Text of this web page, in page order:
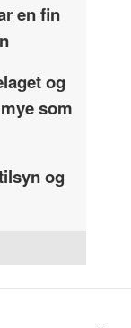
en fin
og
som
og